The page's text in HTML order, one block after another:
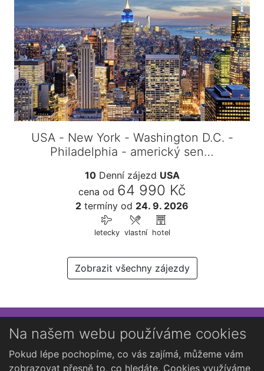
USA - New York - Washington D.C. -
Philadelphia - americký sen…
10Denní zájezd USA
cena od 64 990 Kč
2 termíny od 24. 9. 2026
letecky vlastní hotel
Zobrazit všechny zájezdy
Přihlaste se k newsletteru
Chcete dostávat občasné novinky o Kutné Hoře?
Na našem webu používáme cookies
Pokud lépe pochopíme, co vás zajímá, můžeme vám
zobrazovat přesně to, co hledáte. Cookies využíváme